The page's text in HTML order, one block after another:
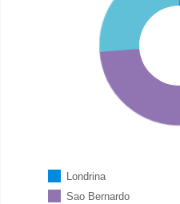
Londrina
Sao Bernardo